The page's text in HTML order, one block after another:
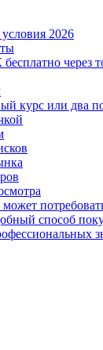
2026
через
курс или два
способ